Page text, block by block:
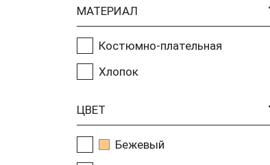
МАТЕРИАЛ
Костюмно-плательная
Хлопок
ЦВЕТ
Бежевый